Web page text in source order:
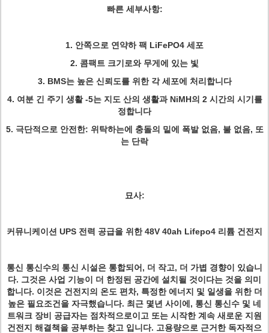
빠른 세부사항:
1. 안쪽으로 연약하 팩 LiFePO4 세포
2. 콤팩트 크기로와 무게에 있는 빛
3. BMS는 높은 신뢰도를 위한 각 세포에 처리합니다
4. 여분 긴 주기 생활 -5는 지도 산의 생활과 NiMH의 2 시간의 시기를
정합니다
5. 극단적으로 안전한: 위탁하는에 충돌의 밑에 폭발 없음, 불 없음, 또
는 단락
묘사:
커뮤니케이션 UPS 전력 공급을 위한 48V 40ah Lifepo4 리튬 건전지
통신 통신수의 통신 시설은 통합되어, 더 작고, 더 가볍 경향이 있습니
다. 그것은 사업 기능이 더 한정된 공간에 설치될 것이다는 것을 의미
합니다. 이것은 건전지의 온도 편차, 특정한 에너지 및 일생을 위한 더
높은 필요조건을 자극했습니다. 최근 몇년 사이에, 통신 통신수 및 네
트워크 장비 공급자는 점차적으로이고 또는 시작한 계속 새로운 지원
건전지 해결책을 공부하는 찾고 입니다. 고용량으로 근거한 독자적으